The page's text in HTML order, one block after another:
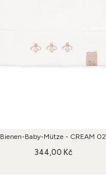
Bienen-Baby-Mütze - CREAM 02
344,00 Kč